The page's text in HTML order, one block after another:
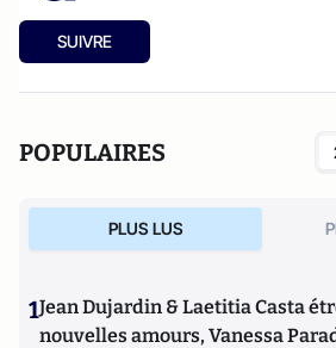
SUIVRE
POPULAIRES
PLUS LUS
1Jean Dujardin & Laetitia Casta
nouvelles amours, Vanessa